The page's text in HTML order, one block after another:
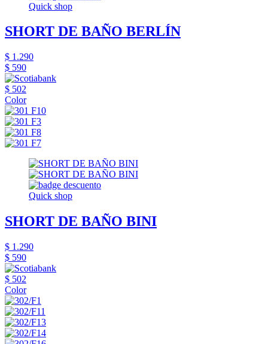
Quick shop
SHORT DE BAÑO BERLÍN
$ 1.290
$ 590
$ 502
Color
Quick shop
SHORT DE BAÑO BINI
$ 1.290
$ 590
$ 502
Color